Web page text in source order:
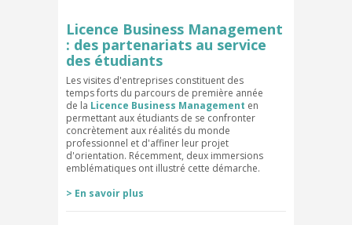
Licence Business Management
: des partenariats au service
des étudiants
Les visites d'entreprises constituent des
temps forts du parcours de première année
de la Licence Business Management en
permettant aux étudiants de se confronter
concrètement aux réalités du monde
professionnel et d'affiner leur projet
d'orientation. Récemment, deux immersions
emblématiques ont illustré cette démarche.
> En savoir plus